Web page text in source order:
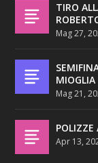
TIRO
Mag 27,
MIOGLIA
Mag 21,
Apr 13,